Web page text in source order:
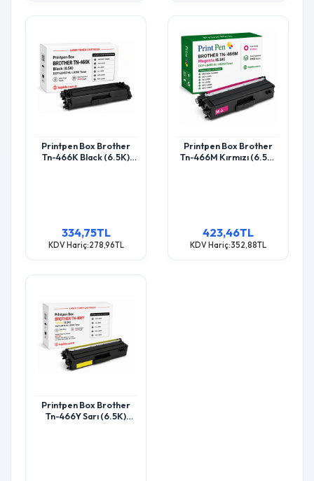
Printpen Box Brother
Tn-466K Black (6.5K)
334,75TL
KDV Hariç:278,96TL
Printpen Box Brother
Tn-466M Kırmızı (6.5K)
423,46TL
KDV Hariç:352,88TL
Printpen Box Brother
Tn-466Y Sarı (6.5K)